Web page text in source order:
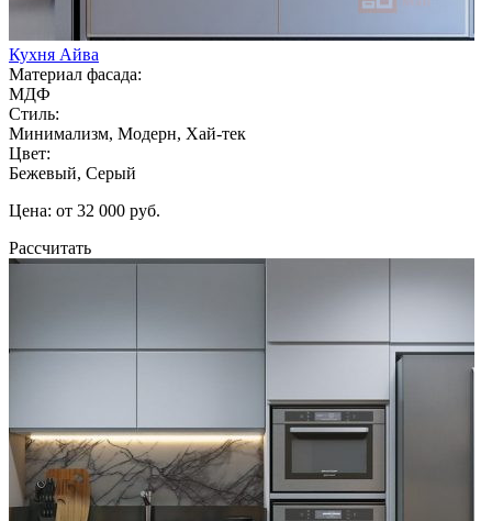
Кухня Айва
Материал фасада:
МДФ
Стиль:
Минимализм, Модерн, Хай-тек
Цвет:
Бежевый, Серый
Цена: от 32 000 руб.
Рассчитать